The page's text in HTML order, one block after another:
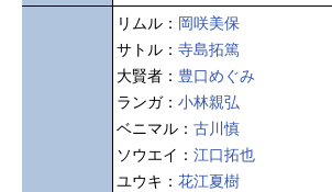
リムル： 岡咲美保
サトル： 寺島拓篤
大賢者： 豊口めぐみ
ランガ： 小林親弘
ベニマル： 古川慎
ソウエイ： 江口拓也
ユウキ： 花江夏樹